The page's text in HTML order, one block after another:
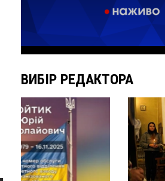
ВИБІР РЕДАКТОРА